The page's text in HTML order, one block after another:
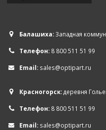
Балашиха:Западная
Телефон: 8 800 511 51 99
Email: sales@optipart.ru
Красногорск:деревня
Телефон: 8 800 511 51 99
Email: sales@optipart.ru